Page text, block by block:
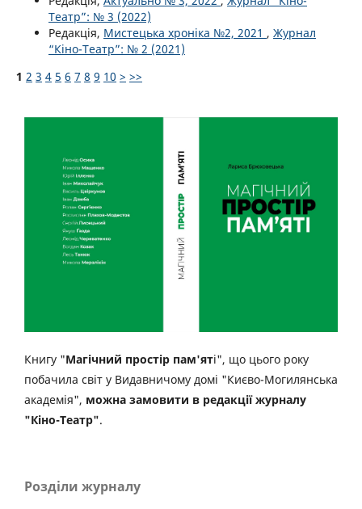
Театр”: № 3 (2022)
Редакція, Мистецька хроніка №2, 2021 , Журнал
“Кіно-Театр”: № 2 (2021)
1 2 3 4 5 6 7 8 9 10 > >>
Книгу "Магічний простір пам'яті", що цього року
побачила світ у Видавничому домі "Києво-Могилянська
академія", можна замовити в редакції журналу
"Кіно-Театр".
Розділи журналу